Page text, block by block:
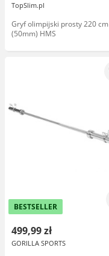
TopSlim.pl
Gryf olimpijski prosty 220 cm
(50mm) HMS
BESTSELLER
499,99 zł
GORILLA SPORTS